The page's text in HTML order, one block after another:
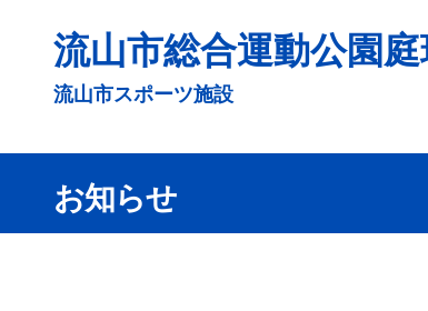
キ
流山市総合運動公園
流山市スポーツ施設
お知らせ